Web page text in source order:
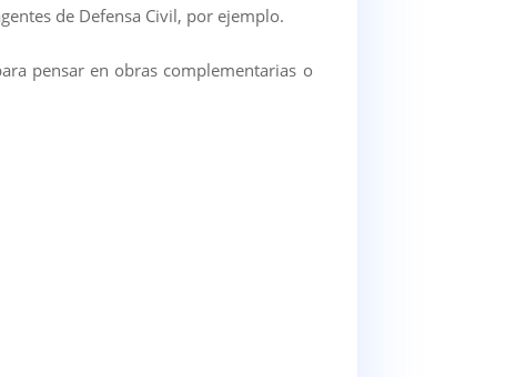
de Defensa Civil, por ejemplo.
pensar en obras complementarias o